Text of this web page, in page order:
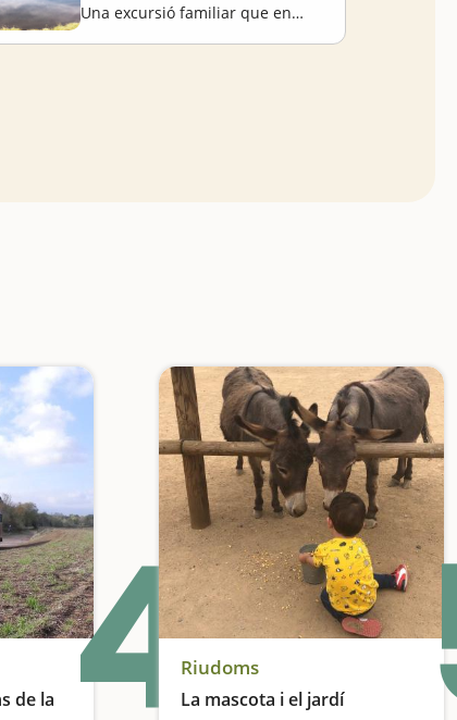
Una excursió familiar que ens portarà fins al cor de la Vall d'Aran
de la
4Riudoms
La mascota i el jardí